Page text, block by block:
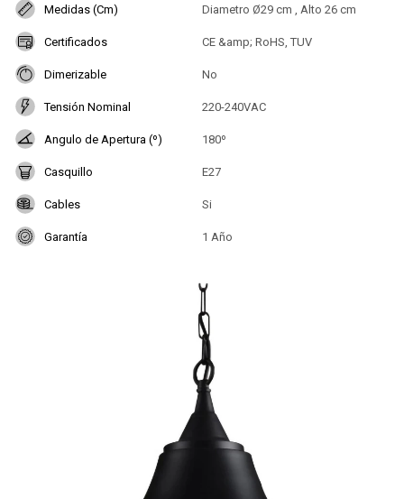
Medidas (Cm) Diametro Ø29 cm , Alto 26 cm
Certificados CE &amp; RoHS, TUV
Dimerizable No
Tensión Nominal 220-240VAC
Angulo de Apertura (º) 180º
Casquillo E27
Cables Si
Garantía 1 Año